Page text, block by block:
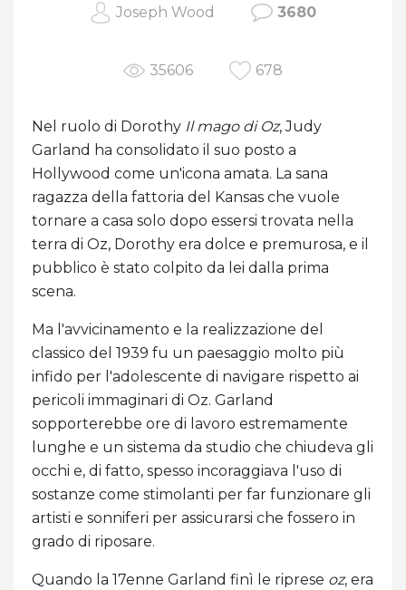
Joseph Wood 3680
35606 678
Nel ruolo di Dorothy Il mago di Oz, Judy
Garland ha consolidato il suo posto a
Hollywood come un'icona amata. La sana
ragazza della fattoria del Kansas che vuole
tornare a casa solo dopo essersi trovata nella
terra di Oz, Dorothy era dolce e premurosa, e il
pubblico è stato colpito da lei dalla prima
scena.
Ma l'avvicinamento e la realizzazione del
classico del 1939 fu un paesaggio molto più
infido per l'adolescente di navigare rispetto ai
pericoli immaginari di Oz. Garland
sopporterebbe ore di lavoro estremamente
lunghe e un sistema da studio che chiudeva gli
occhi e, di fatto, spesso incoraggiava l'uso di
sostanze come stimolanti per far funzionare gli
artisti e sonniferi per assicurarsi che fossero in
grado di riposare.
Quando la 17enne Garland finì le riprese oz, era